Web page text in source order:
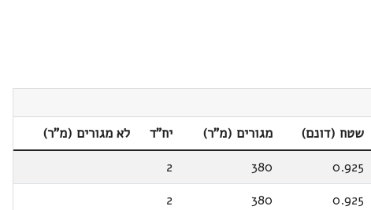
שטח (דונם) מגורים (מ"ר) יח"ד
לא מגורים (מ"ר)
0.925
380
2
0.925
380
2